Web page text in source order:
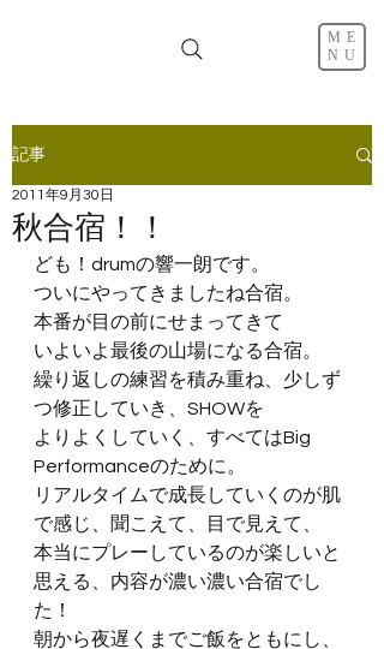
ME
NU
記事
秋合宿！！
2011年9月30日
ども！drumの響一朗です。
ついにやってきましたね合宿。
本番が目の前にせまってきて
いよいよ最後の山場になる合宿。
繰り返しの練習を積み重ね、少しず
つ修正していき、SHOWを
よりよくしていく、すべてはBig
Performanceのために。
リアルタイムで成長していくのが肌
で感じ、聞こえて、目で見えて、
本当にプレーしているのが楽しいと
思える、内容が濃い濃い合宿でし
た！
朝から夜遅くまでご飯をともにし、